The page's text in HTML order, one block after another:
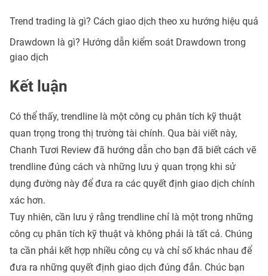
Trend trading là gì? Cách giao dịch theo xu hướng hiệu quả
Drawdown là gì? Hướng dẫn kiểm soát Drawdown trong
giao dịch
Kết luận
Có thể thấy, trendline là một công cụ phân tích kỹ thuật
quan trọng trong thị trường tài chính. Qua bài viết này,
Chanh Tươi Review đã hướng dẫn cho bạn đã biết cách vẽ
trendline đúng cách và những lưu ý quan trọng khi sử
dụng đường này để đưa ra các quyết định giao dịch chính
xác hơn.
Tuy nhiên, cần lưu ý rằng trendline chỉ là một trong những
công cụ phân tích kỹ thuật và không phải là tất cả. Chúng
ta cần phải kết hợp nhiều công cụ và chỉ số khác nhau để
đưa ra những quyết định giao dịch đúng đắn. Chúc bạn